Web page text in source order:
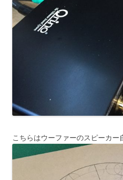
こちらはウーファーのスピーカー